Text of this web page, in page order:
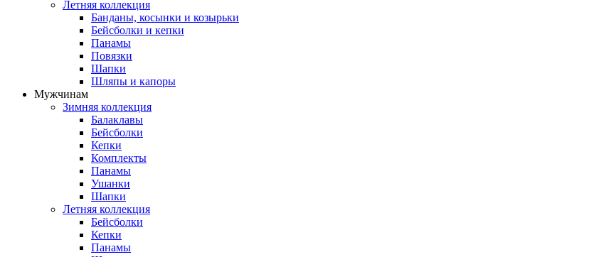
Летняя коллекция
Банданы, косынки и козырьки
Бейсболки и кепки
Панамы
Повязки
Шапки
Шляпы и капоры
Мужчинам
Зимняя коллекция
Балаклавы
Бейсболки
Кепки
Комплекты
Панамы
Ушанки
Шапки
Летняя коллекция
Бейсболки
Кепки
Панамы